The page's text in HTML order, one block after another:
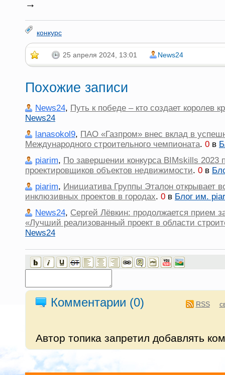
→
конкурс
25 апреля 2024, 13:01 News24
Похожие записи
News24, Путь к победе – кто создает королев
News24
lanasokol9, ПАО «Газпром» внес вклад в
Международного строительного чемпионата. 0 в
piarim, По завершении конкурса BIMskills
проектировщиков объектов недвижимости. 0 в
piarim, Инициатива Группы Эталон открывает
инклюзивных проектов в городах. 0 в Блог им.
News24, Сергей Лёвкин: продолжается прием
«Лучший реализованный проект в области
News24
Комментарии (0) RSS
Автор топика запретил добавлять